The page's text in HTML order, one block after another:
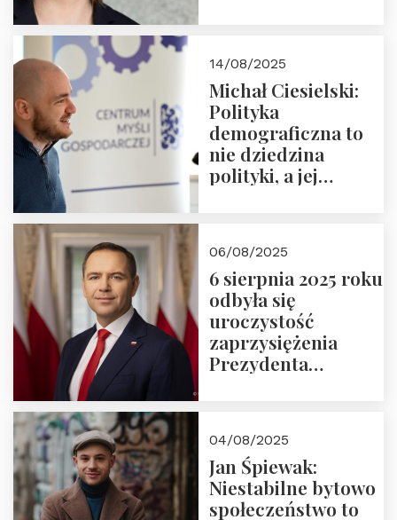
14/08/2025
Michał Ciesielski:
Polityka
demograficzna to
nie dziedzina
polityki, a jej
06/08/2025
6 sierpnia 2025 roku
odbyła się
uroczystość
zaprzysiężenia
Prezydenta
Nawrockiego
04/08/2025
Jan Śpiewak:
Niestabilne bytowo
społeczeństwo to